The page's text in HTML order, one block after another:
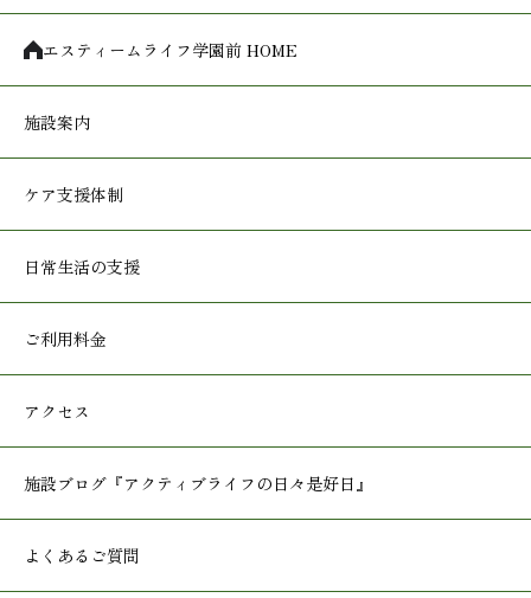
エスティームライフ学園前 HOME
施設案内
ケア支援体制
日常生活の支援
ご利用料金
アクセス
施設ブログ 『アクティブライフの日々是好日』
よくあるご質問